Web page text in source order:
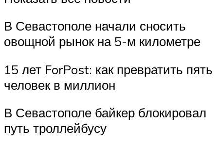
В Севастополе начали сносить
овощной рынок на 5-м километре
15 лет ForPost: как превратить пять
человек в миллион
В Севастополе байкер блокировал
путь троллейбусу